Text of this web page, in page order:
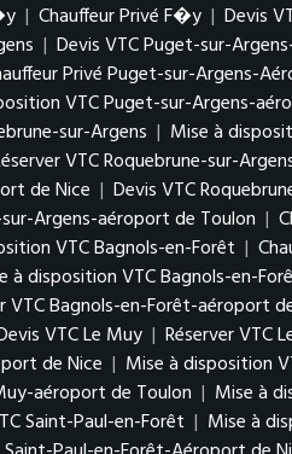
| Chauffeur Privé F�y | Devis
| Devis VTC Puget-sur-
Privé Puget-sur-Argens-
VTC Puget-sur-Argens-
sur-Argens | Mise à
VTC Roquebrune-sur-
de Nice | Devis VTC
Argens-aéroport de Toulon |
VTC Bagnols-en-Forêt |
à disposition VTC Bagnols-en-
VTC Bagnols-en-Forêt-aéroport
VTC Le Muy | Réserver VTC
de Nice | Mise à disposition
aéroport de Toulon | Mise à
Saint-Paul-en-Forêt | Mise à